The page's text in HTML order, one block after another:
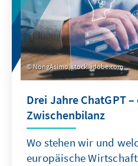
NongAsimo, stock.adobe.com
Drei Jahre ChatGPT –
Zwischenbilanz
Wo stehen wir und
europäische